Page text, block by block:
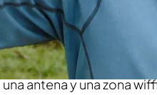
una pieza clave en
de televisión, más
Amazonas, en una
antena y una zona